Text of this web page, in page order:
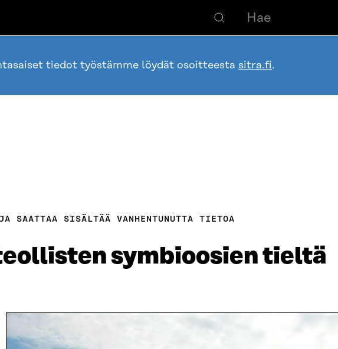
tiedot työstämme löydät osoitteesta sitra.fi.
SAATTAA SISÄLTÄÄ VANHENTUNUTTA TIETOA
symbioosien tieltä